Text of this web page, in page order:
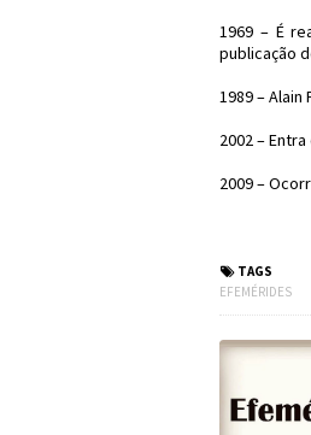
1969 – É
publicação
1989 –
2002 –
2009 –
TAGS
EFEMÉRIDES